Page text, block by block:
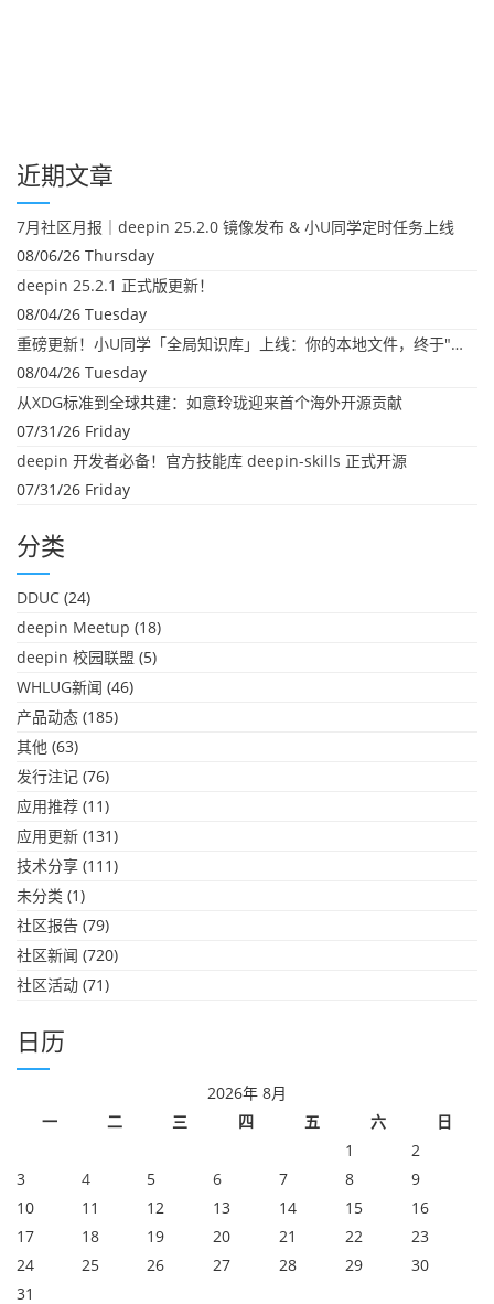
近期文章
7月社区月报｜deepin 25.2.0 镜像发布 & 小U同学定时任务上线
08/06/26 Thursday
deepin 25.2.1 正式版更新！
08/04/26 Tuesday
重磅更新！小U同学「全局知识库」上线：你的本地文件，终于"活"起来了
08/04/26 Tuesday
从XDG标准到全球共建：如意玲珑迎来首个海外开源贡献
07/31/26 Friday
deepin 开发者必备！官方技能库 deepin-skills 正式开源
07/31/26 Friday
分类
DDUC (24)
deepin Meetup (18)
deepin 校园联盟 (5)
WHLUG新闻 (46)
产品动态 (185)
其他 (63)
发行注记 (76)
应用推荐 (11)
应用更新 (131)
技术分享 (111)
未分类 (1)
社区报告 (79)
社区新闻 (720)
社区活动 (71)
日历
2026年 8月
一
二 三 四 五 六
日
1
2
3
4 5 6 7 8
9
10
11 12 13 14 15
16
17
18 19 20 21 22
23
24
25 26 27 28 29
30
31